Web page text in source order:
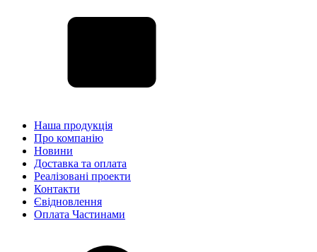
Наша продукція
Про компанію
Новини
Доставка та оплата
Реалізовані проекти
Контакти
Євідновлення
Оплата Частинами